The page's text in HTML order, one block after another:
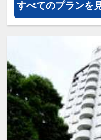
可愛い浴衣で街
み下さい。
（４）アメニテ
グッズをお選び
（５）お部屋に
菓をご案内♪
迷ったらこちら
朝も和食をご用
ご案内している
いた馬瀬のコシ
みずみずしい食
※ご夕食・ご朝
いただけません
す。
料亭個室、レス
すべてのプランを